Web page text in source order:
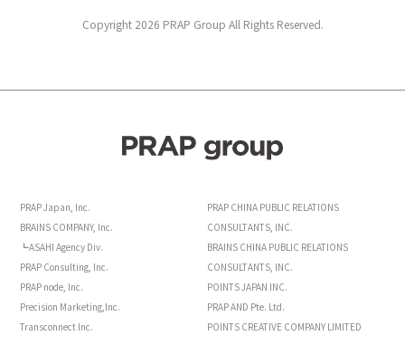
Copyright 2026 PRAP Group All Rights Reserved.
PRAP Japan, Inc.
BRAINS COMPANY, Inc.
┗ASAHI Agency Div.
PRAP Consulting, Inc.
PRAP node, Inc.
Precision Marketing,Inc.
Transconnect Inc.
PRAP CHINA PUBLIC RELATIONS
CONSULTANTS, INC.
BRAINS CHINA PUBLIC RELATIONS
CONSULTANTS, INC.
POINTS JAPAN INC.
PRAP AND Pte. Ltd.
POINTS CREATIVE COMPANY LIMITED